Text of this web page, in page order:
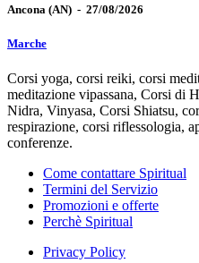
Ancona (AN) - 27/08/2026
Marche
Corsi yoga, corsi reiki, corsi
meditazione vipassana, Corsi di
Nidra, Vinyasa, Corsi Shiatsu,
respirazione, corsi riflessologia,
conferenze.
Come contattare Spiritual
Termini del Servizio
Promozioni e offerte
Perchè Spiritual
Privacy Policy